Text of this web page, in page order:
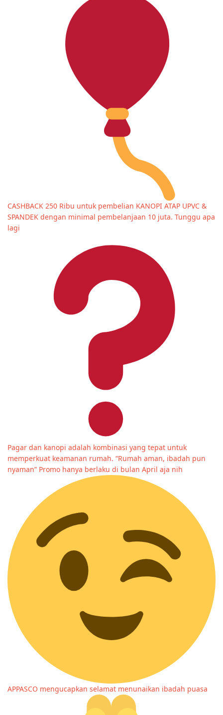
CASHBACK 250 Ribu untuk pembelian KANOPI ATAP UPVC &
SPANDEK dengan minimal pembelanjaan 10 juta. Tunggu apa
lagi
Pagar dan kanopi adalah kombinasi yang tepat untuk
memperkuat keamanan rumah. “Rumah aman, ibadah pun
nyaman” Promo hanya berlaku di bulan April aja nih
APPASCO mengucapkan selamat menunaikan ibadah puasa